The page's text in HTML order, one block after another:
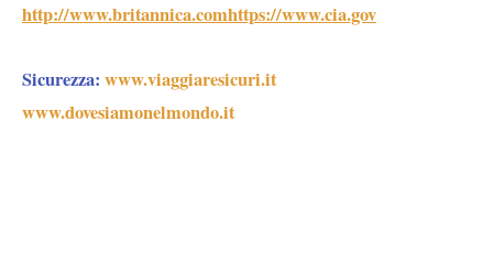
http://www.britannica.comhttps://www.cia.gov
Sicurezza: www.viaggiaresicuri.it
www.dovesiamonelmondo.it